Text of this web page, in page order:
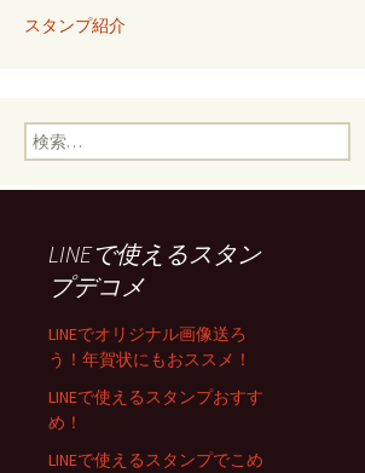
スタンプ紹介
検索:
LINEで使えるスタン
プデコメ
LINEでオリジナル画像送ろ
う！年賀状にもおススメ！
LINEで使えるスタンプおすす
め！
LINEで使えるスタンプでこめ